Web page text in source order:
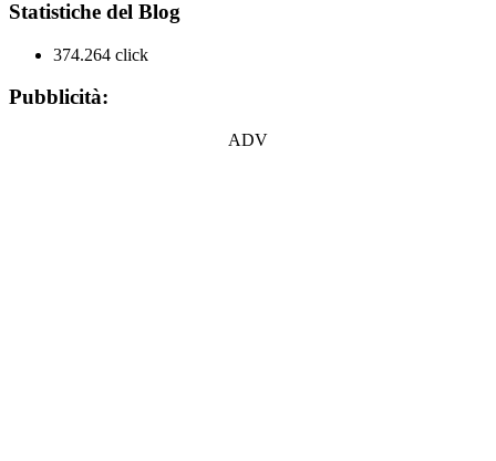
Statistiche del Blog
374.264 click
Pubblicità:
ADV